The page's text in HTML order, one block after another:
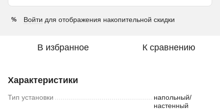
% Войти для отображения накопительной скидки
В избранное К сравнению
Характеристики
Тип установки
напольный/
настенный